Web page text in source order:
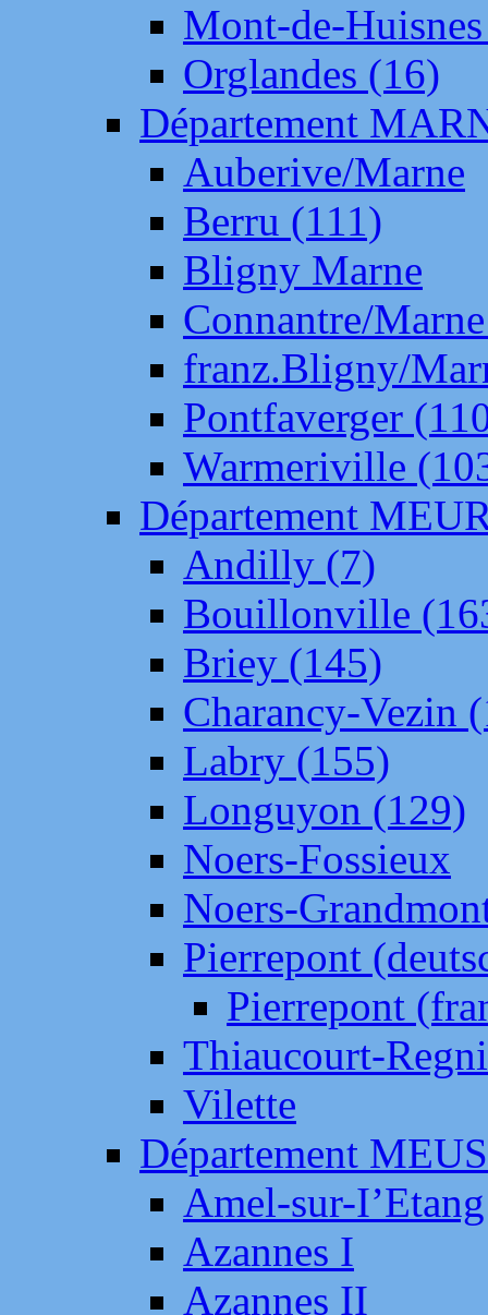
Mont-de-
Orglandes (16)
Département
Auberive/Marne
Berru (111)
Bligny Marne
Connantre/
franz.Bligny/
Pontfaverger
Warmeriville
Département
Andilly (7)
Bouillonville
Briey (145)
Charancy-Vezin
Labry (155)
Longuyon (129)
Noers-Fossieux
Noers-
Pierrepont
Pierrepont
Thiaucourt-
Vilette
Département
Amel-sur-
Azannes I
Azannes II